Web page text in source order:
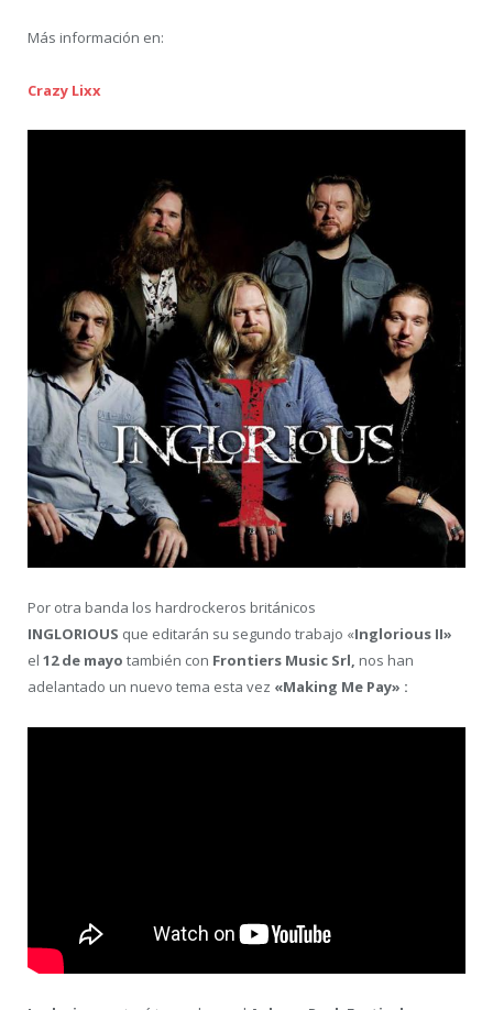
Más información en:
Crazy Lixx
Por otra banda los hardrockeros británicos
INGLORIOUS que editarán su segundo trabajo «Inglorious II»
el 12 de mayo también con Frontiers Music Srl, nos han
adelantado un nuevo tema esta vez «Making Me Pay» :